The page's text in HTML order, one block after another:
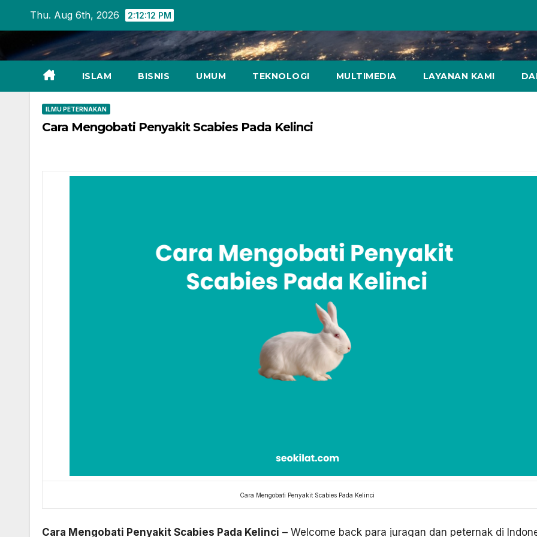
content
Thu. Aug 6th, 2026 2:12:13 PM
ISLAM BISNIS UMUM TEKNOLOGI MULTIMEDIA LAYANAN KAMI
ILMU PETERNAKAN
Cara Mengobati Penyakit Scabies Pada Kelinci
Cara Mengobati Penyakit Scabies Pada Kelinci
Cara Mengobati Penyakit Scabies Pada Kelinci – Welcome back para juragan dan peternak di